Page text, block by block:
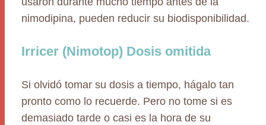
nimodipina, pueden reducir su biodisponibilidad.
Irricer (Nimotop) Dosis omitida
Si olvidó tomar su dosis a tiempo, hágalo tan
pronto como lo recuerde. Pero no tome si es
demasiado tarde o casi es la hora de su